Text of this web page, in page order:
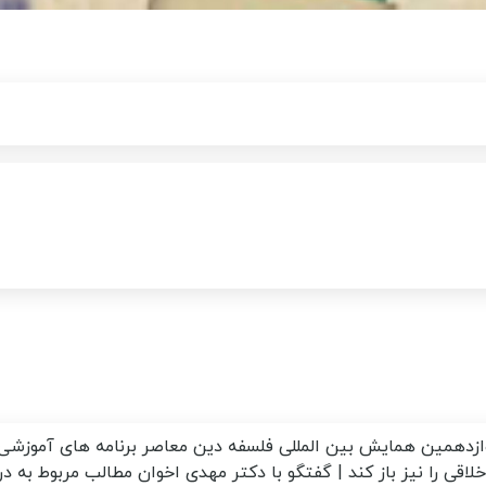
همایش بین المللی فلسفه دین معاصر برنامه های
را نیز باز کند | گفتگو با دکتر مهدی اخوان مطالب مربوط